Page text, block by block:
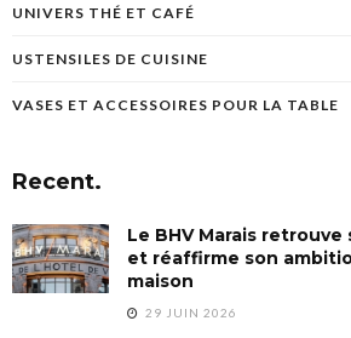
UNIVERS THÉ ET CAFÉ
USTENSILES DE CUISINE
VASES ET ACCESSOIRES POUR LA TABLE
Recent.
Le BHV Marais
et réaffirme son
maison
29 JUIN 2026